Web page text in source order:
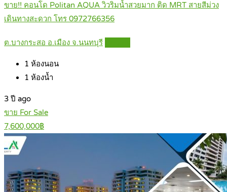
ขาย!! คอนโด Politan AQUA วิวริมน้ำสวยมาก ติด MRT สายสีม่วง
เดินทางสะดวก โทร 0972766356
ต.บางกระสอ อ.เมือง จ.นนทบุรี
1 ห้องนอน
1 ห้องน้ำ
3 ปี ago
ขาย For Sale
7,600,000฿